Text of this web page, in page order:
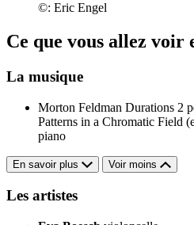
©: Eric Engel
Ce que vous allez voir
La musique
Morton Feldman Durations 2
Patterns in a Chromatic Field
piano
En savoir plus Voir moins
Les artistes